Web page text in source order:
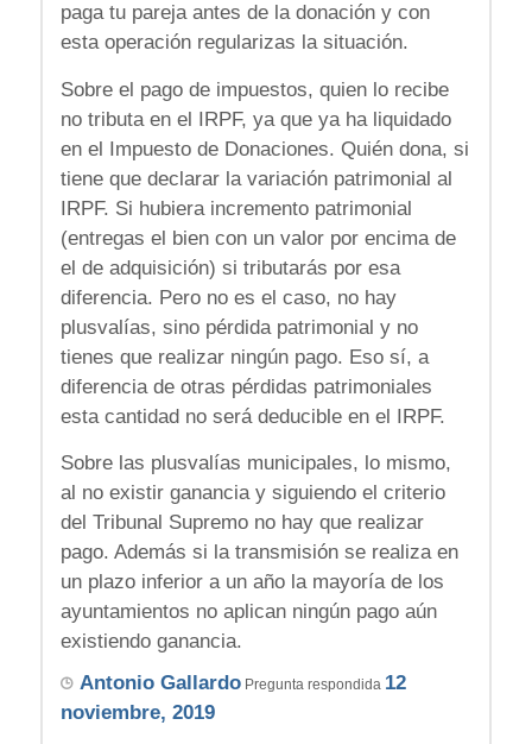
paga tu pareja antes de la donación y con
esta operación regularizas la situación.
Sobre el pago de impuestos, quien lo recibe
no tributa en el IRPF, ya que ya ha liquidado
en el Impuesto de Donaciones. Quién dona, si
tiene que declarar la variación patrimonial al
IRPF. Si hubiera incremento patrimonial
(entregas el bien con un valor por encima de
el de adquisición) si tributarás por esa
diferencia. Pero no es el caso, no hay
plusvalías, sino pérdida patrimonial y no
tienes que realizar ningún pago. Eso sí, a
diferencia de otras pérdidas patrimoniales
esta cantidad no será deducible en el IRPF.
Sobre las plusvalías municipales, lo mismo,
al no existir ganancia y siguiendo el criterio
del Tribunal Supremo no hay que realizar
pago. Además si la transmisión se realiza en
un plazo inferior a un año la mayoría de los
ayuntamientos no aplican ningún pago aún
existiendo ganancia.
Antonio GallardoPregunta respondida 12
noviembre, 2019